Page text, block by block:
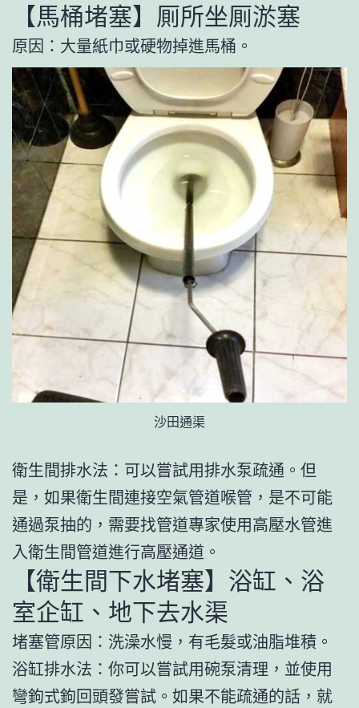
【馬桶堵塞】厠所坐厠淤塞
原因：大量紙巾或硬物掉進馬桶。
沙田通渠
衛生間排水法：可以嘗試用排水泵疏通。但
是，如果衛生間連接空氣管道喉管，是不可能
通過泵抽的，需要找管道專家使用高壓水管進
入衛生間管道進行高壓通道。
【衛生間下水堵塞】浴缸、浴
室企缸、地下去水渠
堵塞管原因：洗澡水慢，有毛髮或油脂堆積。
浴缸排水法：你可以嘗試用碗泵清理，並使用
彎鉤式鉤回頭發嘗試。如果不能疏通的話，就